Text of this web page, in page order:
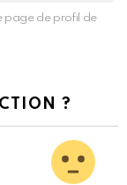
page de profil de
?